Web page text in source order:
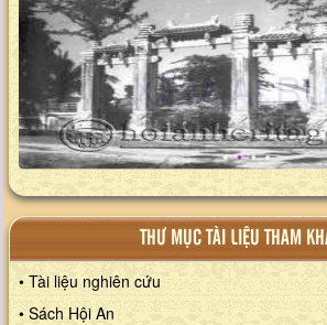
XEM
THƯ MỤC TÀI LIỆU THAM
• Tài liệu nghiên cứu
• Sách Hội An